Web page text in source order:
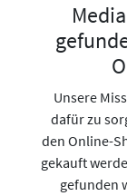
Unsere
dafür zu
den Online-
gekauft
gefunden